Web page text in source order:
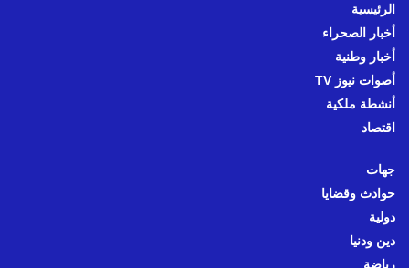
الرئيسية
أخبار الصحراء
أخبار وطنية
أصوات نيوز TV
أنشطة ملكية
اقتصاد
جهات
حوادث وقضايا
دولية
دين ودنيا
رياضة